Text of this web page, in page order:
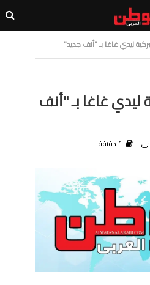
ليدي غاغا بـ "أنف جديد"
ليدي غاغا بـ "أنف
1 دقيقة